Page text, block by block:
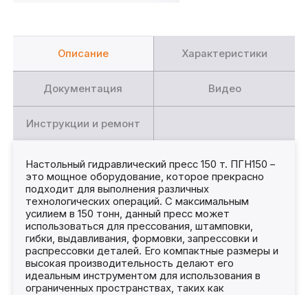
Описание Характеристики
Документация Видео
Инструкции и ремонт
Настольный гидравлический пресс 150 т. ПГН150 –
это мощное оборудование, которое прекрасно
подходит для выполнения различных
технологических операций. С максимальным
усилием в 150 тонн, данный пресс может
использоваться для прессования, штамповки,
гибки, выдавливания, формовки, запрессовки и
распрессовки деталей. Его компактные размеры и
высокая производительность делают его
идеальным инструментом для использования в
ограниченных пространствах, таких как